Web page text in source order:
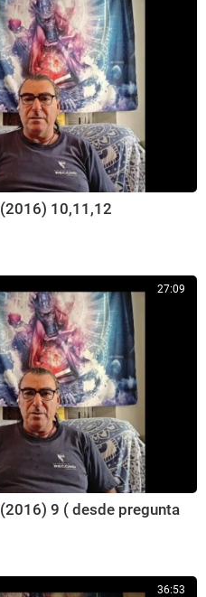
10,11,12
27:09
9 ( desde pregunta
36:53